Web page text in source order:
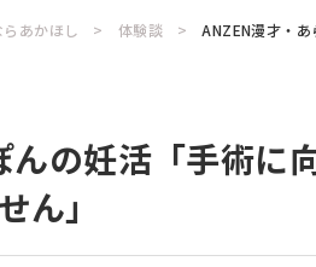
あかほし 体験談 ANZEN漫才・
の妊活「手術に
ん」